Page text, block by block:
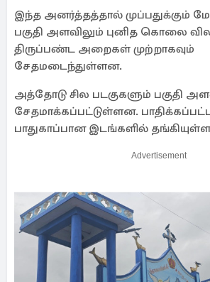
இந்த அனர்த்தத்தால் முப்பதுக்கும்
பகுதி அளவிலும் புனித கொலை
திருப்பண்ட அறைகள் முற்றாகவும்
சேதமடைந்துள்ளன.
அத்தோடு சில படகுகளும் பகுதி
சேதமாக்கப்பட்டுள்ளன.
பாதுகாப்பான இடங்களில்
Advertisement